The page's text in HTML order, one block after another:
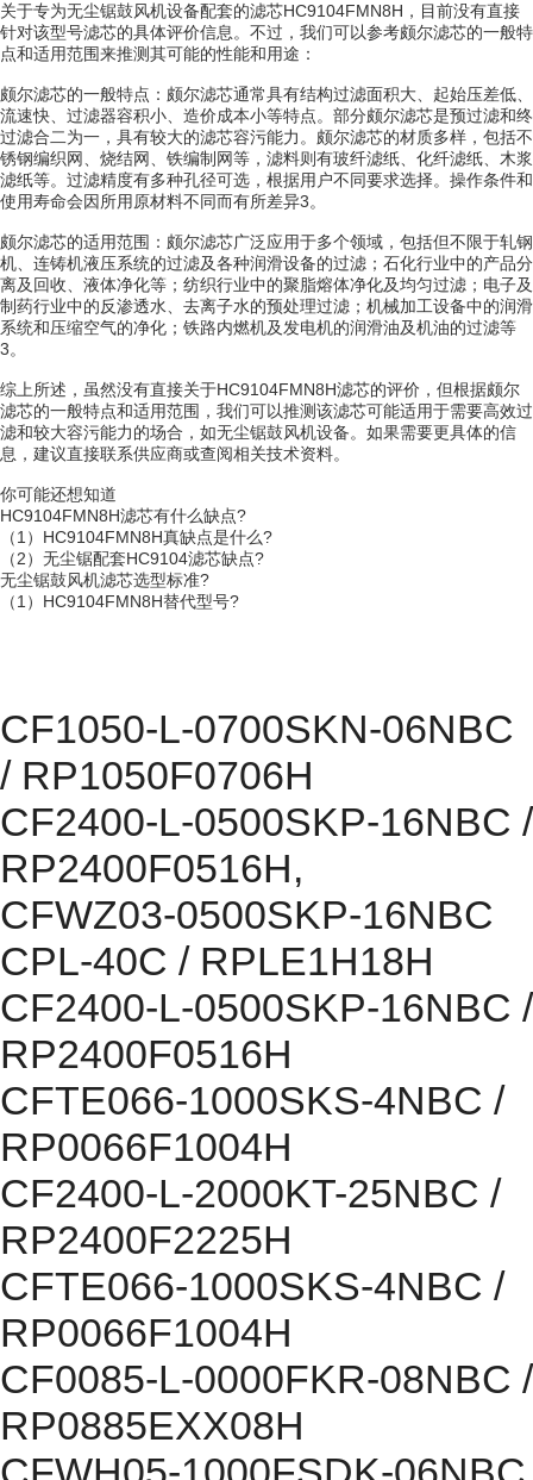
关于专为无尘锯鼓风机设备配套的滤芯HC9104FMN8H，目前没有直接
针对该型号滤芯的具体评价信息。不过，我们可以参考颇尔滤芯的一般特
点和适用范围来推测其可能的性能和用途：
颇尔滤芯的一般特点：颇尔滤芯通常具有结构过滤面积大、起始压差低、
流速快、过滤器容积小、造价成本小等特点。部分颇尔滤芯是预过滤和终
过滤合二为一，具有较大的滤芯容污能力。颇尔滤芯的材质多样，包括不
锈钢编织网、烧结网、铁编制网等，滤料则有玻纤滤纸、化纤滤纸、木浆
滤纸等。过滤精度有多种孔径可选，根据用户不同要求选择。操作条件和
使用寿命会因所用原材料不同而有所差异3。
颇尔滤芯的适用范围：颇尔滤芯广泛应用于多个领域，包括但不限于轧钢
机、连铸机液压系统的过滤及各种润滑设备的过滤；石化行业中的产品分
离及回收、液体净化等；纺织行业中的聚脂熔体净化及均匀过滤；电子及
制药行业中的反渗透水、去离子水的预处理过滤；机械加工设备中的润滑
系统和压缩空气的净化；铁路内燃机及发电机的润滑油及机油的过滤等
3。
综上所述，虽然没有直接关于HC9104FMN8H滤芯的评价，但根据颇尔
滤芯的一般特点和适用范围，我们可以推测该滤芯可能适用于需要高效过
滤和较大容污能力的场合，如无尘锯鼓风机设备。如果需要更具体的信
息，建议直接联系供应商或查阅相关技术资料。
你可能还想知道
HC9104FMN8H滤芯有什么缺点?
（1）HC9104FMN8H真缺点是什么?
（2）无尘锯配套HC9104滤芯缺点?
无尘锯鼓风机滤芯选型标准?
（1）HC9104FMN8H替代型号?
CF1050-L-0700SKN-06NBC
/ RP1050F0706H
CF2400-L-0500SKP-16NBC /
RP2400F0516H,
CFWZ03-0500SKP-16NBC
CPL-40C / RPLE1H18H
CF2400-L-0500SKP-16NBC /
RP2400F0516H
CFTE066-1000SKS-4NBC /
RP0066F1004H
CF2400-L-2000KT-25NBC /
RP2400F2225H
CFTE066-1000SKS-4NBC /
RP0066F1004H
CF0085-L-0000FKR-08NBC /
RP0885EXX08H